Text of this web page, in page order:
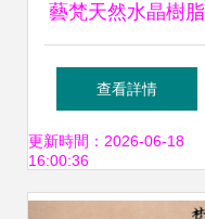
藝梵天然水晶樹脂
工藝品 招財樹鎮宅
風水擺件的全方位
解析
查看詳情
更新時間：2026-06-18
16:00:36